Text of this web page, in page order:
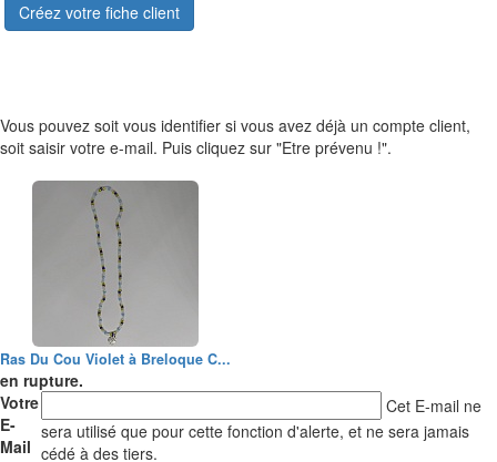
Créez votre fiche client
Vous pouvez soit vous identifier si vous avez déjà un compte client,
soit saisir votre e-mail. Puis cliquez sur "Etre prévenu !".
Ras Du Cou Violet à Breloque C...
en rupture.
Votre
E-
Mail
Cet E-mail ne
sera utilisé que pour cette fonction d'alerte, et ne sera jamais
cédé à des tiers.